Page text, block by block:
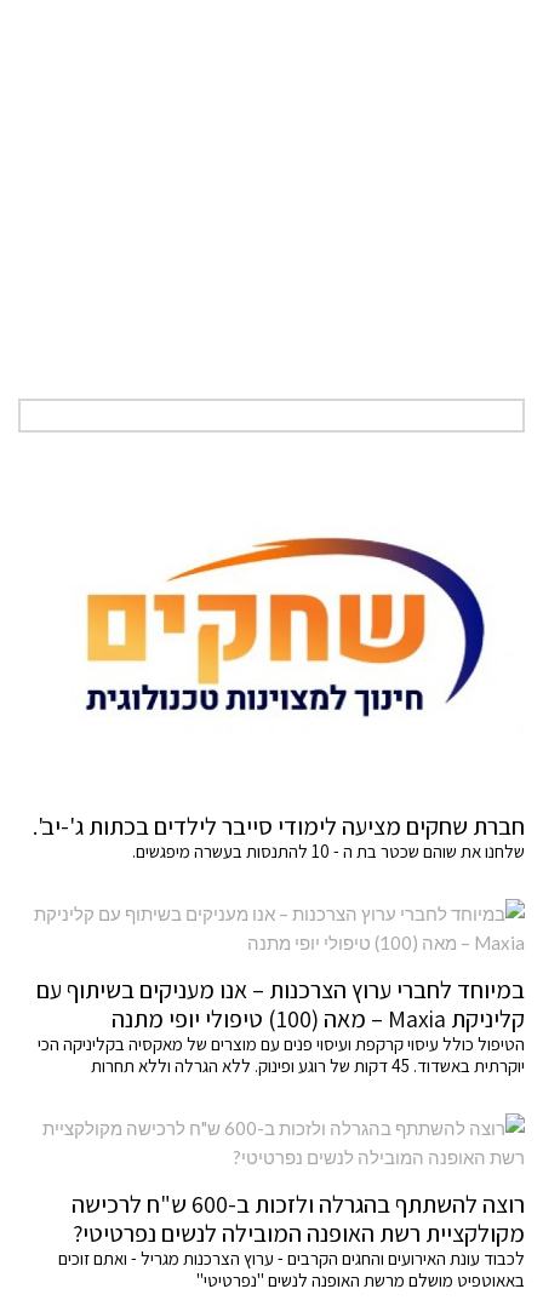
חברת שחקים מציעה לימודי סייבר לילדים בכתות ג'-יב'.
שלחנו את שוהם שכטר בת ה - 10 להתנסות בעשרה מיפגשים.
במיוחד לחברי ערוץ הצרכנות – אנו מעניקים בשיתוף עם
קליניקת Maxia – מאה (100) טיפולי יופי מתנה
הטיפול כולל עיסוי קרקפת ועיסוי פנים עם מוצרים של מאקסיה בקליניקה הכי
יוקרתית באשדוד. 45 דקות של רוגע ופינוק. ללא הגרלה וללא תחרות
רוצה להשתתף בהגרלה ולזכות ב-600 ש"ח לרכישה
מקולקציית רשת האופנה המובילה לנשים נפרטיטי?
לכבוד עונת האירועים והחגים הקרבים - ערוץ הצרכנות מגריל - ואתם זוכים
באאוטפיט מושלם מרשת האופנה לנשים "נפרטיטי"